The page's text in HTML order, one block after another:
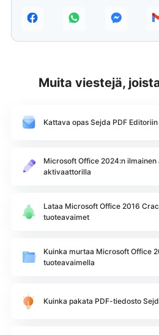
Muita viestejä,
Kattava opas Sejda PDF
Microsoft Office 2024:n
aktivaattorilla
Lataa Microsoft Office 2016
tuoteavaimet
Kuinka murtaa Microsoft Office
tuoteavaimella
Kuinka pakata PDF-tiedosto